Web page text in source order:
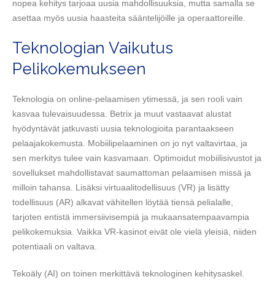
nopea kehitys tarjoaa uusia mahdollisuuksia, mutta samalla se
asettaa myös uusia haasteita sääntelijöille ja operaattoreille.
Teknologian Vaikutus
Pelikokemukseen
Teknologia on online-pelaamisen ytimessä, ja sen rooli vain
kasvaa tulevaisuudessa. Betrix ja muut vastaavat alustat
hyödyntävät jatkuvasti uusia teknologioita parantaakseen
pelaajakokemusta. Mobiilipelaaminen on jo nyt valtavirtaa, ja
sen merkitys tulee vain kasvamaan. Optimoidut mobiilisivustot ja
sovellukset mahdollistavat saumattoman pelaamisen missä ja
milloin tahansa. Lisäksi virtuaalitodellisuus (VR) ja lisätty
todellisuus (AR) alkavat vähitellen löytää tiensä pelialalle,
tarjoten entistä immersiivisempiä ja mukaansatempaavampia
pelikokemuksia. Vaikka VR-kasinot eivät ole vielä yleisiä, niiden
potentiaali on valtava.
Tekoäly (AI) on toinen merkittävä teknologinen kehitysaskel.